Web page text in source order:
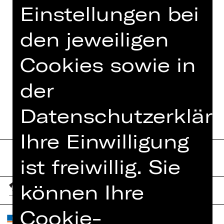
Alle Veranstaltungen
im Rahmen von
YALLA YALLA
TERMINE UND BESETZUNG
Einstellungen bei
den jeweiligen
Cookies sowie in
der
Ihre Einwilligung
ist freiwillig. Sie
können Ihre
Cookie-